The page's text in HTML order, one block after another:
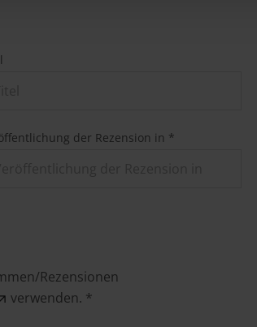
der Rezension in *
Rezensionen
verwenden. *